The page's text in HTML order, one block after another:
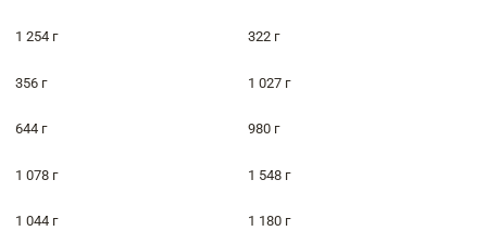
1 254 г 322 г
356 г 1 027 г
644 г 980 г
1 078 г 1 548 г
1 044 г 1 180 г